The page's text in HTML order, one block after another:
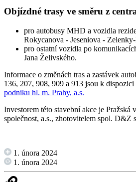
Objízdné trasy ve směru z
pro autobusy MHD a vozidla
Rokycanova - Jeseniova -
pro ostatní vozidla po
Jana Želivského.
Informace o změnách tras a zastávek
136, 207, 908, 909 a 913 jsou k dispozici
podniku hl. m. Prahy, a.s.
Investorem této stavební akce je Pražská
společnost, a.s., zhotovitelem spol. D&Z
1. února 2024
1. února 2024